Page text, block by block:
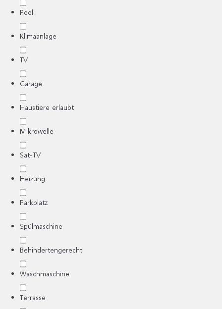
Pool
Klimaanlage
TV
Garage
Haustiere erlaubt
Mikrowelle
Sat-TV
Heizung
Parkplatz
Spülmaschine
Behindertengerecht
Waschmaschine
Terrasse